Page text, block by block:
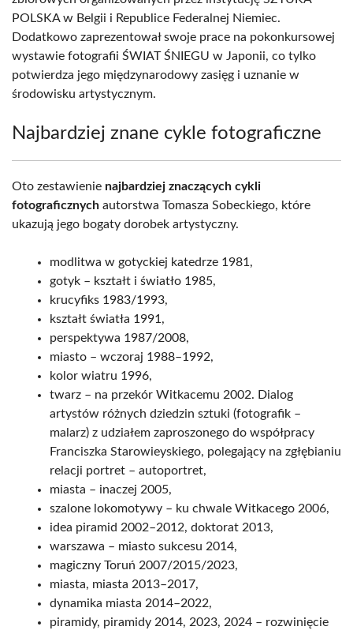
POLSKA w Belgii i Republice Federalnej Niemiec.
Dodatkowo zaprezentował swoje prace na pokonkursowej
wystawie fotografii ŚWIAT ŚNIEGU w Japonii, co tylko
potwierdza jego międzynarodowy zasięg i uznanie w
środowisku artystycznym.
Najbardziej znane cykle fotograficzne
Oto zestawienie najbardziej znaczących cykli
fotograficznych autorstwa Tomasza Sobeckiego, które
ukazują jego bogaty dorobek artystyczny.
modlitwa w gotyckiej katedrze 1981,
gotyk – kształt i światło 1985,
krucyfiks 1983/1993,
kształt światła 1991,
perspektywa 1987/2008,
miasto – wczoraj 1988–1992,
kolor wiatru 1996,
twarz – na przekór Witkacemu 2002. Dialog
artystów różnych dziedzin sztuki (fotografik –
malarz) z udziałem zaproszonego do współpracy
Franciszka Starowieyskiego, polegający na zgłębianiu
relacji portret – autoportret,
miasta – inaczej 2005,
szalone lokomotywy – ku chwale Witkacego 2006,
idea piramid 2002–2012, doktorat 2013,
warszawa – miasto sukcesu 2014,
magiczny Toruń 2007/2015/2023,
miasta, miasta 2013–2017,
dynamika miasta 2014–2022,
piramidy, piramidy 2014, 2023, 2024 – rozwinięcie